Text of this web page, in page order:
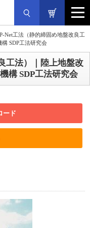
Net工法（静的締固め地盤改良工
SDP工法研究会
工法）｜陸上地盤改
構 SDP工法研究会
ード